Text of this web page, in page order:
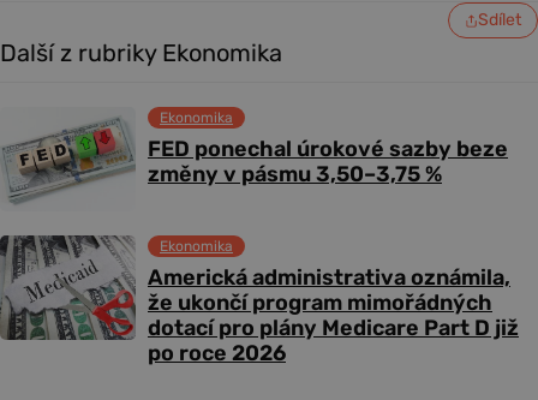
Sdílet
Další z rubriky Ekonomika
FED ponechal úrokové sazby beze
změny v pásmu 3,50–3,75 %
Ekonomika
Americká administrativa oznámila,
že ukončí program mimořádných
dotací pro plány Medicare Part D již
po roce 2026
Ekonomika